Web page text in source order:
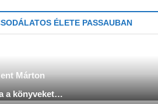
ÉLETE PASSAUBAN
Márton
a könyveket…